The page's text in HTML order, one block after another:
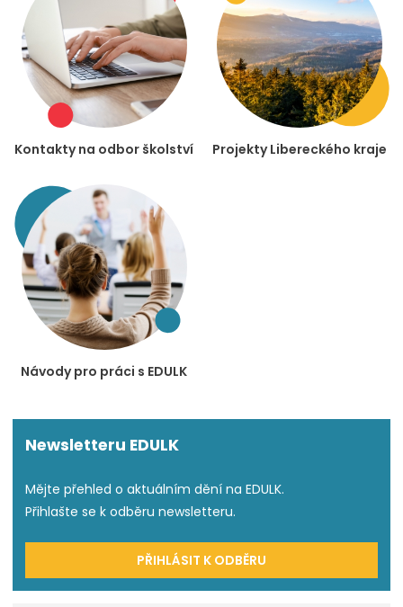
Kontakty na odbor školství Projekty Libereckého kraje
Návody pro práci s EDULK
Newsletteru EDULK
Mějte přehled o aktuálním dění na EDULK.
Přihlašte se k odběru newsletteru.
PŘIHLÁSIT K ODBĚRU